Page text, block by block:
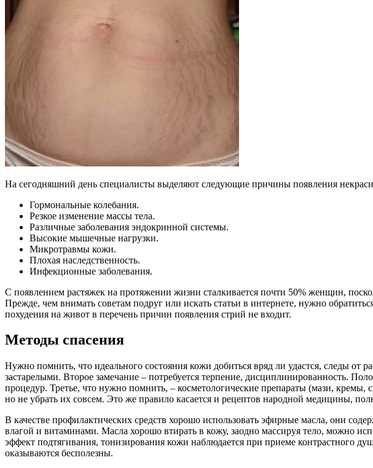
На сегодняшний день специалисты выделяют следующие причины появления
Гормональные колебания.
Резкое изменение массы тела.
Различные заболевания эндокринной системы.
Высокие мышечные нагрузки.
Микротравмы кожи.
Плохая наследственность.
Инфекционные заболевания.
С появлением растяжек на протяжении жизни сталкивается почти 50% женщин,
Прежде, чем внимать советам подруг или искать статьи в интернете, нужно
похудения на живот в перечень причин появления стрий не входит.
Методы спасения
Нужно помнить, что идеального состояния кожи добиться вряд ли удастся, следы от
застарелыми. Второе замечание – потребуется терпение, дисциплинированность.
процедур. Третье, что нужно помнить, – косметологические препараты (мази,
но не убрать их совсем. Это же правило касается и рецептов народной медицины,
В качестве профилактических средств хорошо использовать эфирные масла, они
влагой и витаминами. Масла хорошо втирать в кожу, заодно массируя тело, можно
эффект подтягивания, тонизирования кожи наблюдается при приеме контрастного
оказываются бесполезны.